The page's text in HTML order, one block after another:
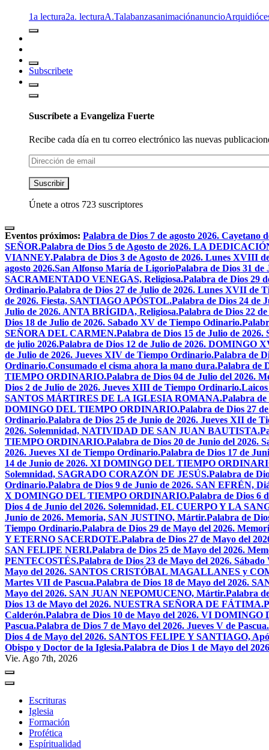
1a lectura2a. lecturaA.Talabanzasanimaciónanuncio
Subscribete
Suscríbete a Evangeliza Fuerte
Recibe cada día en tu correo electrónico las nuevas
Dirección
de
email
Suscribir
Únete a otros 723 suscriptores
Eventos próximos: Palabra de Dios 7 de agosto 2026. Cayetano
SEÑOR.Palabra de Dios 5 de Agosto de 2026. LA
VIANNEY.Palabra de Dios 3 de Agosto de 2026. Lunes XVIII
agosto 2026.San Alfonso María de LigorioPalabra de Dios 31
SACRAMENTADO VENEGAS, Religiosa.Palabra de Dios 29
Ordinario.Palabra de Dios 27 de Julio de 2026. Lunes XVII de
de 2026. Fiesta, SANTIAGO APÓSTOL.Palabra de Dios 24 de
Julio de 2026. ANTA BRÍGIDA, Religiosa.Palabra de Dios 22
Dios 18 de Julio de 2026. Sabado XV de Tiempo Odinario.
SEÑORA DEL CARMEN.Palabra de Dios 15 de Julio de
de julio 2026.Palabra de Dios 12 de Julio de 2026.
de Julio de 2026. Jueves XIV de Tiempo Ordinario.Palabra de
Ordinario.Consumado el cisma ahora la mano dura.Palabra de
TIEMPO ORDINARIO.Palabra de Dios 04 de Julio del 2026.
Dios 2 de Julio de 2026. Jueves XIII de Tiempo Ordinario.
SANTOS MÁRTIRES DE LA IGLESIA ROMANA.Palabra de
DOMINGO DEL TIEMPO ORDINARIO.Palabra de Dios 27
Ordinario.Palabra de Dios 25 de Junio de 2026. Jueves XII de
2026. Solemnidad, NATIVIDAD DE SAN JUAN BAUTISTA.
TIEMPO ORDINARIO.Palabra de Dios 20 de Junio del 2026.
2026. Jueves XI de Tiempo Ordinario.Palabra de Dios 17 de
14 de Junio de 2026. XI DOMINGO DEL TIEMPO
Solemnidad, SAGRADO CORAZÓN DE JESÚS.Palabra de
Ordinario.Palabra de Dios 9 de Junio de 2026. SAN EFRÉN,
X DOMINGO DEL TIEMPO ORDINARIO.Palabra de Dios 6
Dios 4 de Junio del 2026. Solemnidad, EL CUERPO Y LA
Junio de 2026. Memoria, SAN JUSTINO, Mártir.Palabra de
Tiempo Ordinario.Palabra de Dios 29 de Mayo del 2026.
Y ETERNO SACERDOTE.Palabra de Dios 27 de Mayo del
SAN FELIPE NERI.Palabra de Dios 25 de Mayo del 2026.
PENTECOSTÉS.Palabra de Dios 23 de Mayo del 2026.
Mayo del 2026. SANTOS CRISTÓBAL MAGALLANES y
Martes VII de Pascua.Palabra de Dios 18 de Mayo del 2026.
Mayo del 2026. SAN JUAN NEPOMUCENO, Mártir.Palabra
Dios 13 de Mayo del 2026. NUESTRA SEÑORA DE FÁTIMA.
Calderón.Palabra de Dios 10 de Mayo del 2026. VI DOMINGO
Pascua.Palabra de Dios 7 de Mayo del 2026. Jueves V de Pascua.
Dios 4 de Mayo del 2026. SANTOS FELIPE Y SANTIAGO,
Obispo y Doctor de la Iglesia.Palabra de Dios 1 de Mayo del
Vie. Ago 7th, 2026
Escrituras
Iglesia
Formación
Profética
Espíritualidad